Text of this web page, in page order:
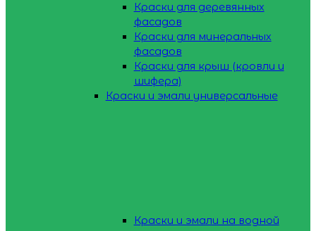
Краски для деревянных
фасадов
Краски для минеральных
фасадов
Краски для крыш (кровли и
шифера)
Краски и эмали универсальные
Краски и эмали на водной